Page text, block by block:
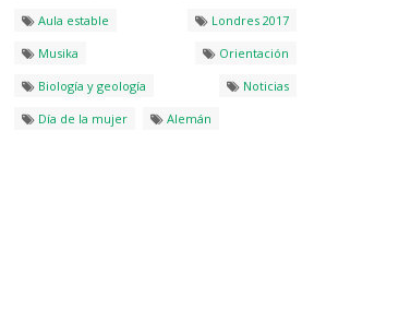
Aula estable
Londres 2017
Musika
Orientación
Biología y geología
Noticias
Día de la mujer
Alemán